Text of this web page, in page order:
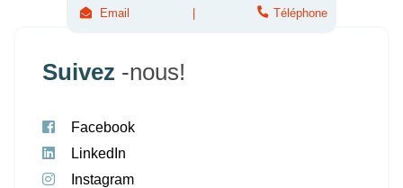
Email Téléphone
Suivez -nous!
Facebook
LinkedIn
Instagram